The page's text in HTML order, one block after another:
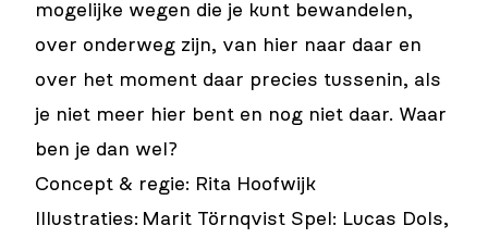
mogelijke wegen die je kunt bewandelen,
over onderweg zijn, van hier naar daar en
over het moment daar precies tussenin, als
je niet meer hier bent en nog niet daar. Waar
ben je dan wel?
Concept & regie: Rita Hoofwijk
Illustraties: Marit Törnqvist Spel: Lucas Dols,